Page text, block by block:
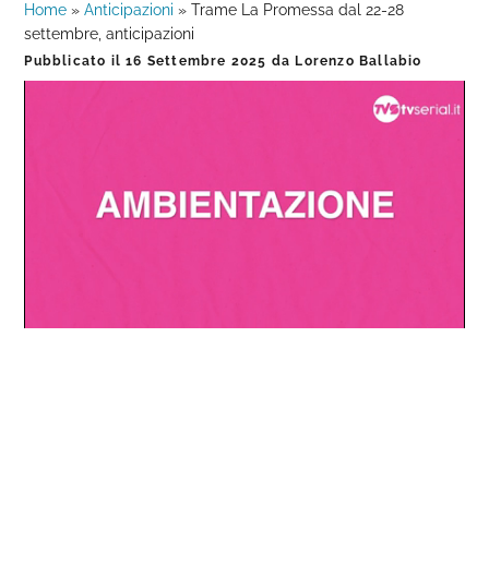
Home »Anticipazioni »Trame La Promessa dal 22-28
settembre, anticipazioni
Pubblicato il16 Settembre 2025 da Lorenzo Ballabio
0%
0%